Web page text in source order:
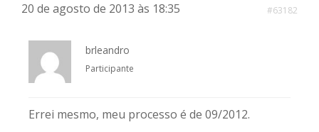
20 de agosto de 2013 às 18:35 #63182
brleandro
Participante
Errei mesmo, meu processo é de 09/2012.